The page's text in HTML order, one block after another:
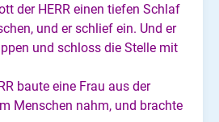
der HERR einen tiefen Schlaf
und er schlief ein. Und er
und schloss die Stelle mit
baute eine Frau aus der
Menschen nahm, und brachte